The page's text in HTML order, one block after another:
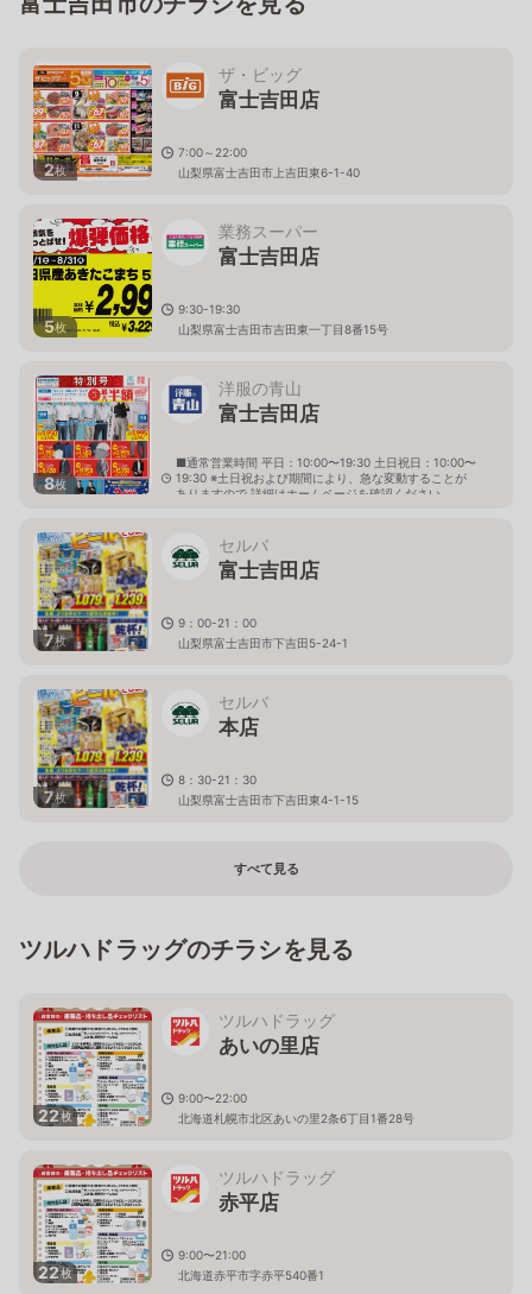
2枚
ザ・ビッグ
富士吉田店
7:00～22:00
山梨県富士吉田市上吉田東6-1-40
5枚
業務スーパー
富士吉田店
9:30-19:30
山梨県富士吉田市吉田東一丁目8番15号
8枚
洋服の青山
富士吉田店
■通常営業時間 平日：10:00〜19:30 土日祝日：10:00〜
19:30 ※土日祝および期間により、急な変動することが
ありますので 詳細はホームページを確認ください
7枚
セルバ
富士吉田店
9：00-21：00
山梨県富士吉田市下吉田5-24-1
7枚
セルバ
本店
8：30-21：30
山梨県富士吉田市下吉田東4-1-15
すべて見る
ツルハドラッグのチラシを見る
22枚
ツルハドラッグ
あいの里店
9:00〜22:00
北海道札幌市北区あいの里2条6丁目1番28号
22枚
ツルハドラッグ
赤平店
9:00〜21:00
北海道赤平市字赤平540番1